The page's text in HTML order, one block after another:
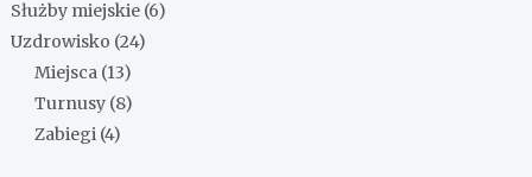
Służby miejskie (6)
Uzdrowisko (24)
Miejsca (13)
Turnusy (8)
Zabiegi (4)